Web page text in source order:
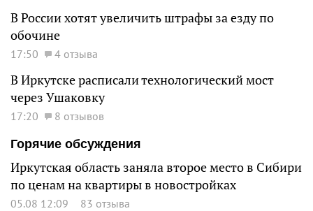
В России хотят увеличить штрафы за езду по
обочине
17:50 4 отзыва
В Иркутске расписали технологический мост
через Ушаковку
17:20
8 отзывов
Горячие обсуждения
Иркутская область заняла второе место в Сибири
по ценам на квартиры в новостройках
05.08 12:09 83 отзыва